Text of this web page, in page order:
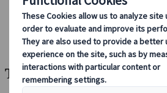
Japanspecialist
Reiseziele
Alle Reiseziele
Tsuwano
Tsuwano